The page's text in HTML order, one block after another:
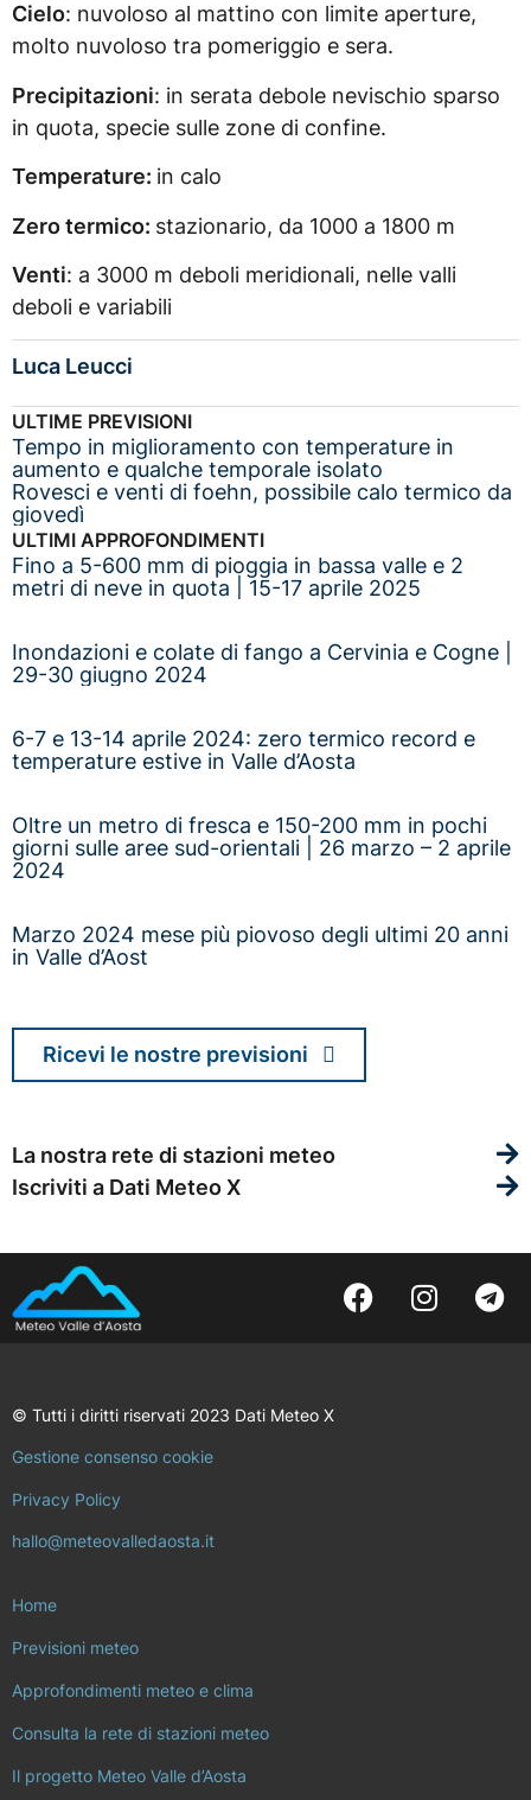
Cielo: nuvoloso al mattino con limite aperture,
molto nuvoloso tra pomeriggio e sera.
Precipitazioni: in serata debole nevischio sparso
in quota, specie sulle zone di confine.
Temperature: in calo
Zero termico: stazionario, da 1000 a 1800 m
Venti: a 3000 m deboli meridionali, nelle valli
deboli e variabili
Luca Leucci
ULTIME PREVISIONI
Tempo in miglioramento con temperature in
aumento e qualche temporale isolato
Rovesci e venti di foehn, possibile calo termico da
giovedì
ULTIMI APPROFONDIMENTI
Fino a 5-600 mm di pioggia in bassa valle e 2
metri di neve in quota | 15-17 aprile 2025
Inondazioni e colate di fango a Cervinia e Cogne |
29-30 giugno 2024
6-7 e 13-14 aprile 2024: zero termico record e
temperature estive in Valle d’Aosta
Oltre un metro di fresca e 150-200 mm in pochi
giorni sulle aree sud-orientali | 26 marzo – 2 aprile
2024
Marzo 2024 mese più piovoso degli ultimi 20 anni
in Valle d’Aost
Ricevi le nostre previsioni
La nostra rete di stazioni meteo
Iscriviti a Dati Meteo X
© Tutti i diritti riservati 2023 Dati Meteo X
Gestione consenso cookie
Privacy Policy
hallo@meteovalledaosta.it
Home
Previsioni meteo
Approfondimenti meteo e clima
Consulta la rete di stazioni meteo
Il progetto Meteo Valle d’Aosta